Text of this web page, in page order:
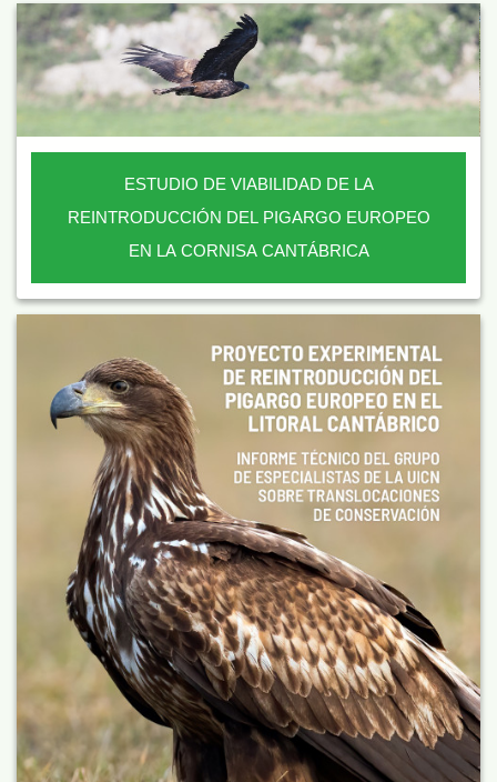
ESTUDIO DE VIABILIDAD DE LA
REINTRODUCCIÓN DEL PIGARGO EUROPEO
EN LA CORNISA CANTÁBRICA